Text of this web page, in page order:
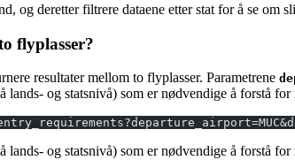
og deretter filtrere dataene etter stat for å se om
flyplasser?
resultater mellom to flyplasser. Parametrene
og statsnivå) som er nødvendige å forstå
og statsnivå) som er nødvendige å forstå